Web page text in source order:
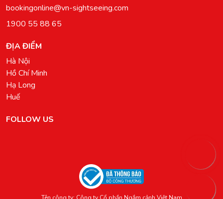
bookingonline@vn-sightseeing.com
1900 55 88 65
ĐỊA ĐIỂM
Hà Nội
Hồ Chí Minh
Hạ Long
Huế
FOLLOW US
Tên công ty: Công ty Cổ phần Ngắm cảnh Việt Nam